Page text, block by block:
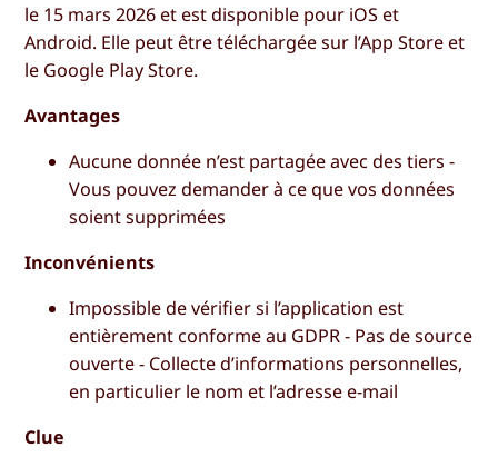
le 15 mars 2026 et est disponible pour iOS et
Android. Elle peut être téléchargée sur l’App Store et
le Google Play Store.
Avantages
Aucune donnée n’est partagée avec des tiers -
Vous pouvez demander à ce que vos données
soient supprimées
Inconvénients
Impossible de vérifier si l’application est
entièrement conforme au GDPR - Pas de source
ouverte - Collecte d’informations personnelles,
en particulier le nom et l’adresse e-mail
Clue